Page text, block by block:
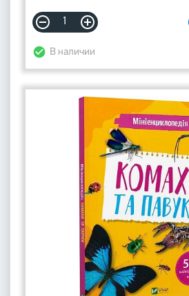
В наличии